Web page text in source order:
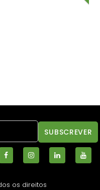
os direitos